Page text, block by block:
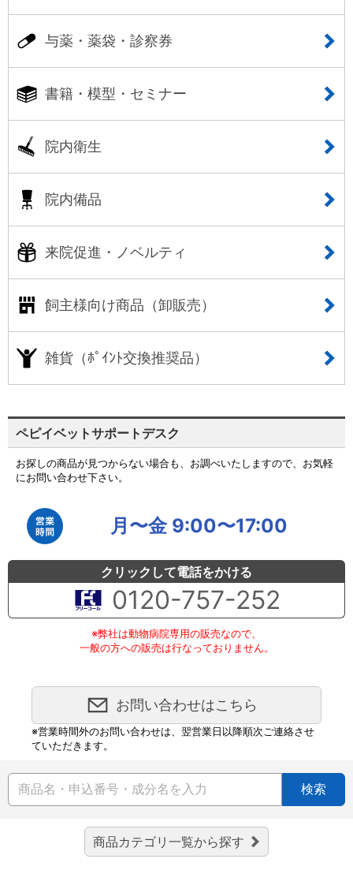
与薬・薬袋・診察券
書籍・模型・セミナー
院内衛生
院内備品
来院促進・ノベルティ
飼主様向け商品（卸販売）
雑貨（ﾎﾟｲﾝﾄ交換推奨品）
ペピイベットサポートデスク
お探しの商品が見つからない場合も、お調べいたしますので、お気軽
にお問い合わせ下さい。
月〜金 9:00〜17:00
クリックして電話をかける
0120-757-252
※弊社は動物病院専用の販売なので、
一般の方への販売は行なっておりません。
お問い合わせはこちら
※営業時間外のお問い合わせは、翌営業日以降順次ご連絡させ
ていただきます。
検索
商品カテゴリ一覧から探す